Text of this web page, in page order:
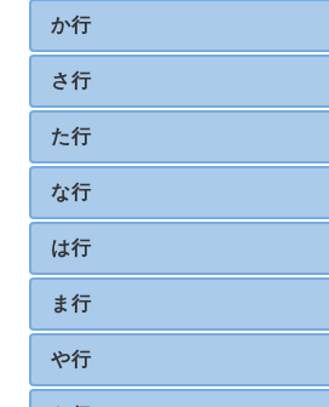
か行
さ行
た行
な行
は行
ま行
や行